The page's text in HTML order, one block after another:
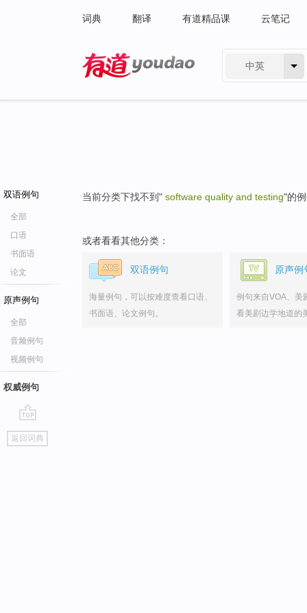
词典 翻译 有道精品课 云笔记
中英
双语例句
全部
口语
书面语
论文
原声例句
全部
音频例句
视频例句
权威例句
go
top
返回词典
当前分类下找不到" software quality and testing"的
或者看看其他分类：
双语例句
海量例句，可以按难度查看口语、
书面语、论文例句。
原声例
例句来自VOA、美
看美剧边学地道的